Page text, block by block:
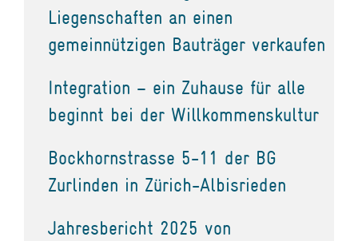
Liegenschaften an einen
gemeinnützigen Bauträger verkaufen
Integration – ein Zuhause für alle
beginnt bei der Willkommenskultur
Bockhornstrasse 5-11 der BG
Zurlinden in Zürich-Albisrieden
Jahresbericht 2025 von